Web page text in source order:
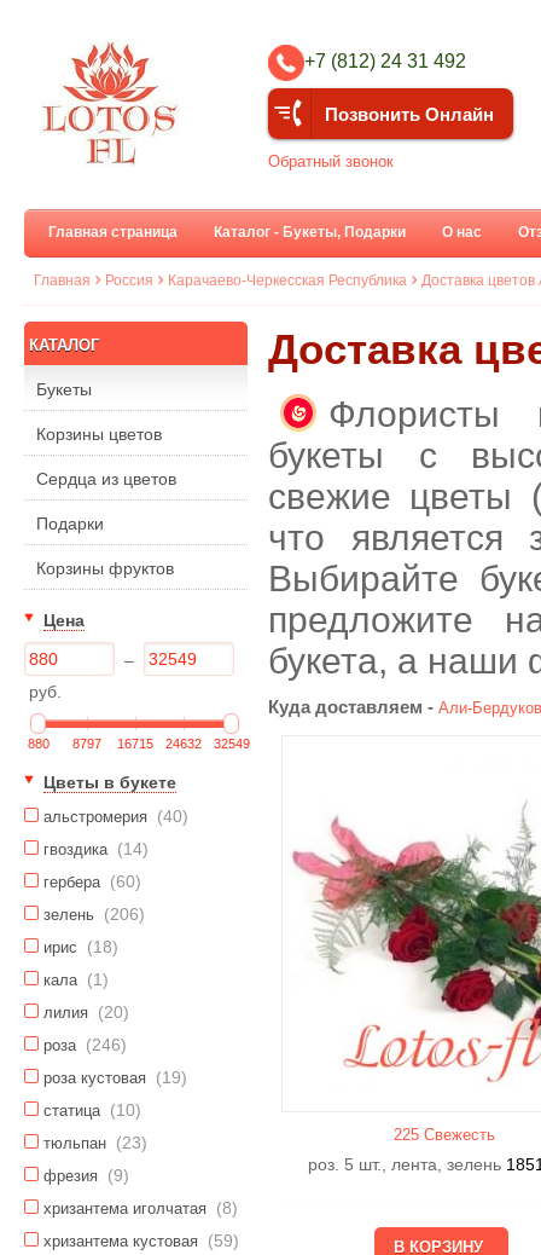
+7 (812) 24 31 492
Позвонить Онлайн
Обратный звонок
Главная страница Каталог - Букеты, Подарки О нас
Главная Россия Карачаево-Черкесская Республика Доставка
КАТАЛОГ
Букеты
Корзины цветов
Сердца из цветов
Подарки
Корзины фруктов
Цена
–
руб.
880 8797 16715 24632 32549
Цветы в букете
альстромерия (40)
гвоздика (14)
гербера (60)
зелень (206)
ирис (18)
кала (1)
лилия (20)
роза (246)
роза кустовая (19)
статица (10)
тюльпан (23)
фрезия (9)
хризантема иголчатая (8)
хризантема кустовая (59)
Доставка
Флористы
букеты с
свежие цветы
что является
Выбирайте
предложите
букета, а наши
Куда доставляем - Али-
225 Свежесть
роз. 5 шт., лента, зелень